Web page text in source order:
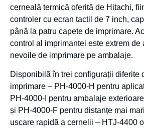
cerneală termică oferită de Hitachi,
controler cu ecran tactil de 7 inch,
până la patru capete de imprimare.
control al imprimantei este extrem de
nevoile de imprimare pe ambalaje.
Disponibilă în trei configurații diferite
imprimare – PH-4000-H pentru
PH-4000-I pentru ambalaje
și PH-4000-F pentru distanțe mai
uscare rapidă a cernelii – HTJ-4400